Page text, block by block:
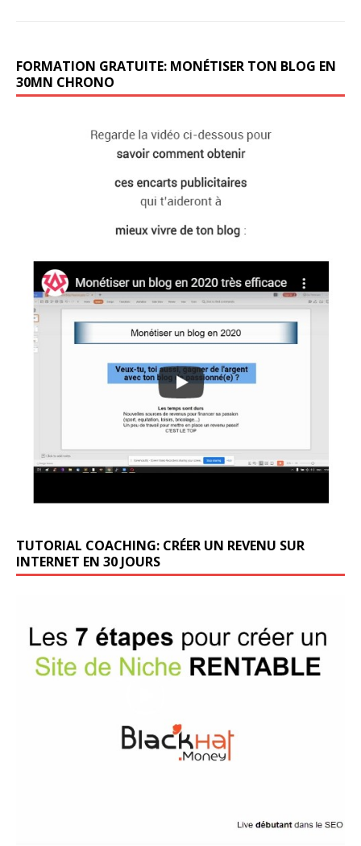
FORMATION GRATUITE: MONÉTISER TON BLOG EN
30MN CHRONO
TUTORIAL COACHING: CRÉER UN REVENU SUR
INTERNET EN 30 JOURS